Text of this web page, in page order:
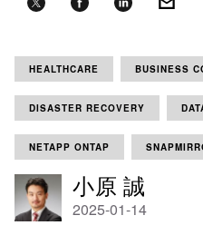
HEALTHCARE BUSINESS
DISASTER RECOVERY
NETAPP ONTAP
小原 誠
2025-01-14